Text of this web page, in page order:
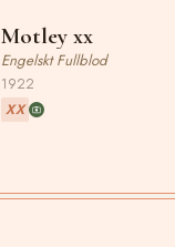
Motley xx
Engelskt Fullblod
1922
XX